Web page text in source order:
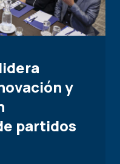
y
partidos